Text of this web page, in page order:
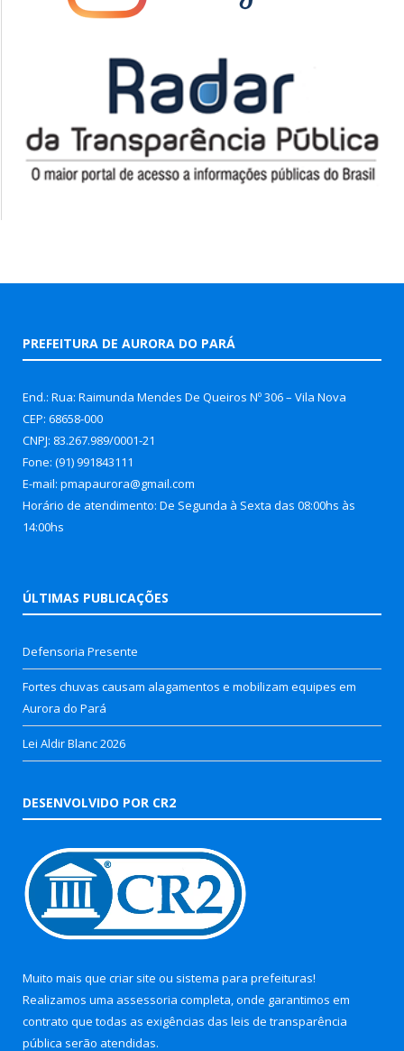
PREFEITURA DE AURORA DO PARÁ
End.: Rua: Raimunda Mendes De Queiros Nº 306 – Vila Nova
CEP: 68658-000
CNPJ: 83.267.989/0001-21
Fone: (91) 991843111
E-mail: pmapaurora@gmail.com
Horário de atendimento: De Segunda à Sexta das 08:00hs às
14:00hs
ÚLTIMAS PUBLICAÇÕES
Defensoria Presente
Fortes chuvas causam alagamentos e mobilizam equipes em
Aurora do Pará
Lei Aldir Blanc 2026
DESENVOLVIDO POR CR2
Muito mais que criar site ou sistema para prefeituras!
Realizamos uma assessoria completa, onde garantimos em
contrato que todas as exigências das leis de transparência
pública serão atendidas.